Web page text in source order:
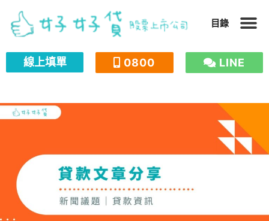
至
主
要
容
目錄
線上填單 0800 LINE